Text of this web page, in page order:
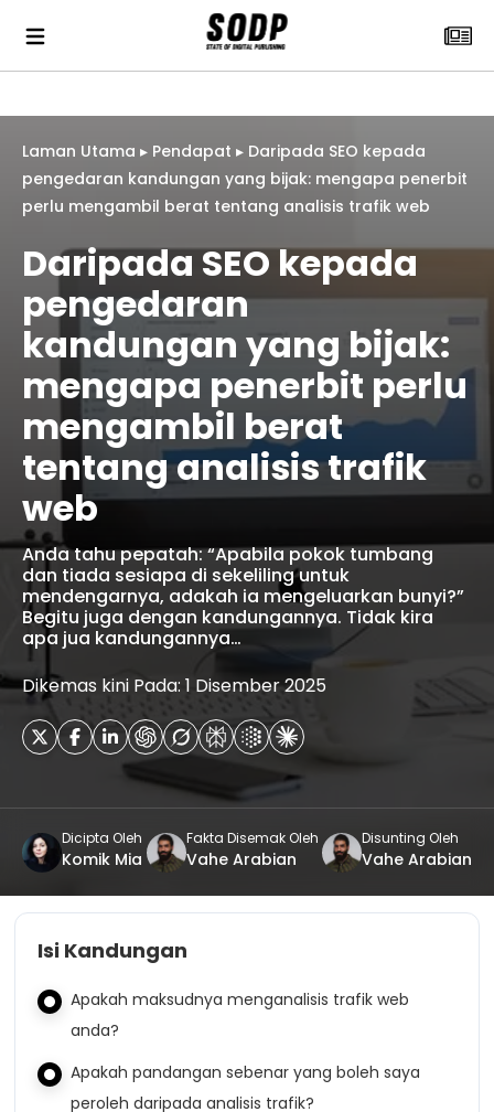
Laman Utama ▸ Pendapat ▸ Daripada SEO kepada
pengedaran kandungan yang bijak: mengapa penerbit
perlu mengambil berat tentang analisis trafik web
Daripada SEO kepada
pengedaran
kandungan yang bijak:
mengapa penerbit perlu
mengambil berat
tentang analisis trafik
web
Anda tahu pepatah: “Apabila pokok tumbang
dan tiada sesiapa di sekeliling untuk
mendengarnya, adakah ia mengeluarkan bunyi?”
Begitu juga dengan kandungannya. Tidak kira
apa jua kandungannya…
Dikemas kini Pada: 1 Disember 2025
Dicipta Oleh
Komik Mia
Fakta Disemak Oleh
Vahe Arabian
Disunting Oleh
Vahe Arabian
Isi Kandungan
Apakah maksudnya menganalisis trafik web
anda?
Apakah pandangan sebenar yang boleh saya
peroleh daripada analisis trafik?